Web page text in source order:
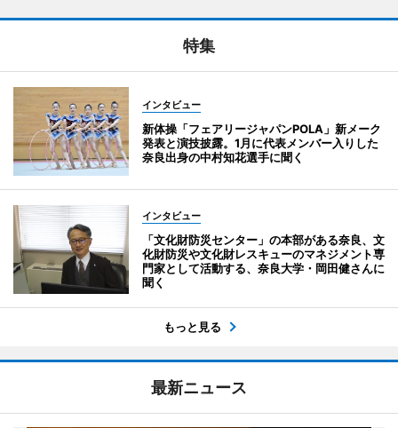
特集
インタビュー
新体操「フェアリージャパンPOLA」新メーク
発表と演技披露。1月に代表メンバー入りした
奈良出身の中村知花選手に聞く
インタビュー
「文化財防災センター」の本部がある奈良、文
化財防災や文化財レスキューのマネジメント専
門家として活動する、奈良大学・岡田健さんに
聞く
もっと見る
最新ニュース